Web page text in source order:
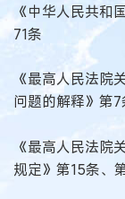
《中华人民共和
71条
《最高人民法院
问题的解释》第7
《最高人民法院
规定》第15条、